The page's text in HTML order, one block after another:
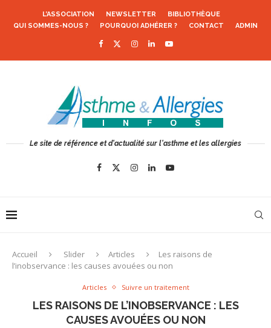
L’ASSOCIATION NEWSLETTER
BIBLIOTHÈQUE
QUI SOMMES-NOUS ?
POURQUOI ADHÉRER ? CONTACT ADMIN
Le site de référence et d'actualité sur l'asthme et les allergies
Accueil Slider Articles
Les raisons de
l’inobservance : les causes avouées ou non
Articles Suivre un traitement
LES RAISONS DE L’INOBSERVANCE : LES
CAUSES AVOUÉES OU NON